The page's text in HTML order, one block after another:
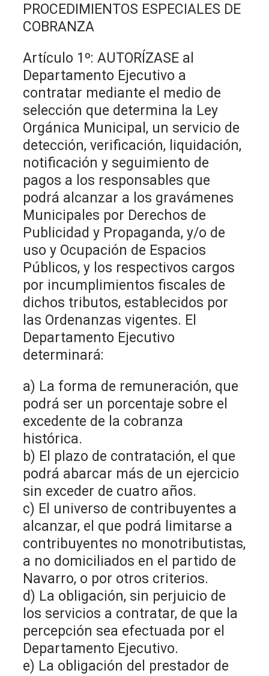
PROCEDIMIENTOS ESPECIALES DE
COBRANZA
Artículo 1º: AUTORÍZASE al
Departamento Ejecutivo a
contratar mediante el medio de
selección que determina la Ley
Orgánica Municipal, un servicio de
detección, verificación, liquidación,
notificación y seguimiento de
pagos a los responsables que
podrá alcanzar a los gravámenes
Municipales por Derechos de
Publicidad y Propaganda, y/o de
uso y Ocupación de Espacios
Públicos, y los respectivos cargos
por incumplimientos fiscales de
dichos tributos, establecidos por
las Ordenanzas vigentes. El
Departamento Ejecutivo
determinará:
a) La forma de remuneración, que
podrá ser un porcentaje sobre el
excedente de la cobranza
histórica.
b) El plazo de contratación, el que
podrá abarcar más de un ejercicio
sin exceder de cuatro años.
c) El universo de contribuyentes a
alcanzar, el que podrá limitarse a
contribuyentes no monotributistas,
a no domiciliados en el partido de
Navarro, o por otros criterios.
d) La obligación, sin perjuicio de
los servicios a contratar, de que la
percepción sea efectuada por el
Departamento Ejecutivo.
e) La obligación del prestador de